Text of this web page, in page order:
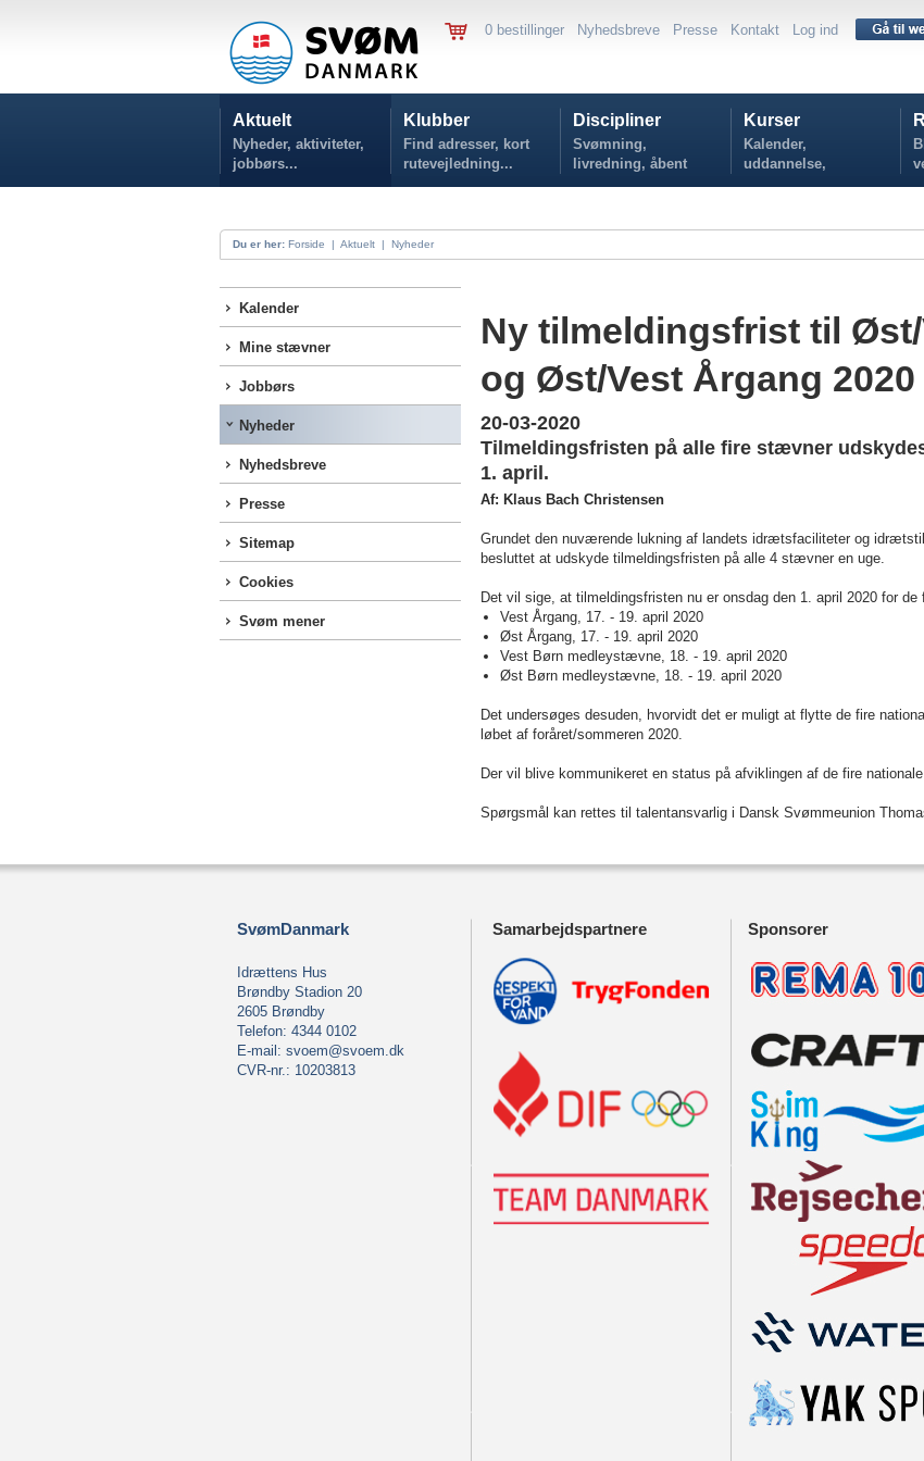
0 bestillinger Nyhedsbreve Presse Kontakt Log ind
Aktuelt
Nyheder, aktiviteter,
jobbørs...
Klubber
Find adresser, kort
rutevejledning...
Discipliner
Svømning,
livredning, åbent
vand...
Kurser
Kalender,
uddannelse,
tilmelding...
Du er her: Forside | Aktuelt | Nyheder
Kalender
Mine stævner
Jobbørs
Nyheder
Nyhedsbreve
Presse
Sitemap
Cookies
Svøm mener
Ny tilmeldingsfrist til
og Øst/Vest Årgang 2020
20-03-2020
Tilmeldingsfristen på alle fire stævner
1. april.
Af: Klaus Bach Christensen
Grundet den nuværende lukning af landets idrætsfaciliteter og
besluttet at udskyde tilmeldingsfristen på alle 4 stævner en uge.
Det vil sige, at tilmeldingsfristen nu er onsdag den 1. april 2020 for de
Vest Årgang, 17. - 19. april 2020
Øst Årgang, 17. - 19. april 2020
Vest Børn medleystævne, 18. - 19. april 2020
Øst Børn medleystævne, 18. - 19. april 2020
Det undersøges desuden, hvorvidt det er muligt at flytte de fire
løbet af foråret/sommeren 2020.
Der vil blive kommunikeret en status på afviklingen af de fire
Spørgsmål kan rettes til talentansvarlig i Dansk Svømmeunion
SvømDanmark
Idrættens Hus
Brøndby Stadion 20
2605 Brøndby
Telefon: 4344 0102
E-mail: svoem@svoem.dk
CVR-nr.: 10203813
Samarbejdspartnere Sponsorer